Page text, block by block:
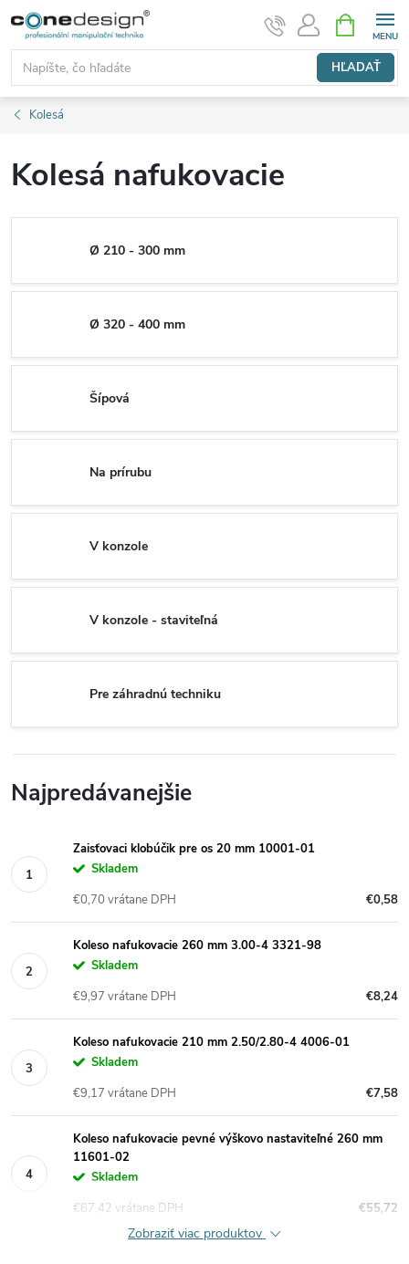
Prejsť
obsah
HĽADAŤ
KOŠÍK
Kolesá
Kolesá nafukovacie
Ø 210 - 300 mm
Ø 320 - 400 mm
Šípová
Na prírubu
V konzole
V konzole - staviteľná
Pre záhradnú techniku
Najpredávanejšie
Zaisťovaci klobúčik pre os 20 mm 10001-01
Skladem
€0,58
€0,70 vrátane DPH
Koleso nafukovacie 260 mm 3.00-4 3321-98
Skladem
€8,24
€9,97 vrátane DPH
Koleso nafukovacie 210 mm 2.50/2.80-4 4006-01
Skladem
€7,58
€9,17 vrátane DPH
Koleso nafukovacie pevné výškovo nastaviteľné 260 mm
11601-02
Skladem
€55,72
€67,42 vrátane DPH
Zobraziť viac produktov